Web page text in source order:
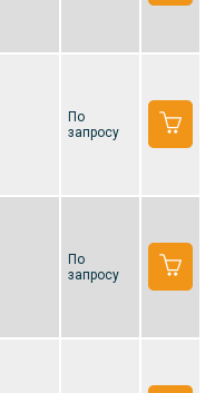
По
запросу
По
запросу